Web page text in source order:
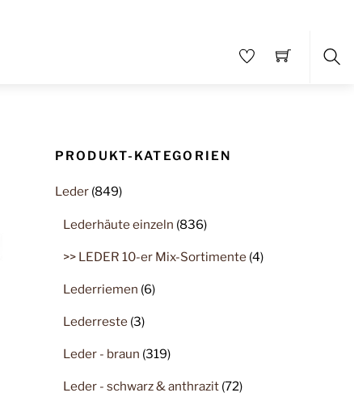
PRODUKT-KATEGORIEN
Leder (849)
Lederhäute einzeln (836)
>> LEDER 10-er Mix-Sortimente (4)
Lederriemen (6)
Lederreste (3)
Leder - braun (319)
Leder - schwarz & anthrazit (72)